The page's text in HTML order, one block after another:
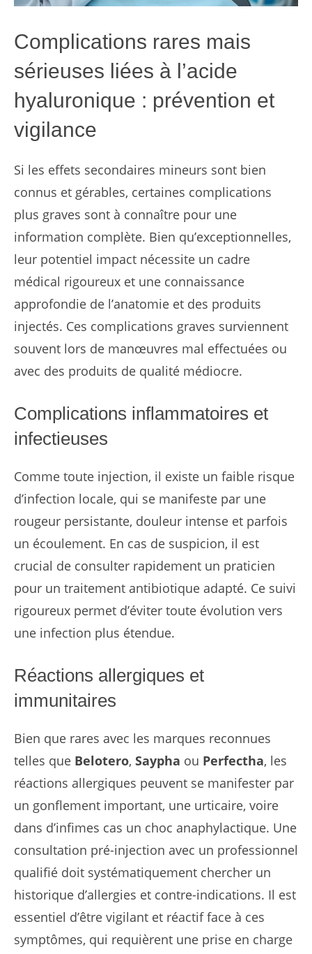
Complications rares mais
sérieuses liées à l’acide
hyaluronique : prévention et
vigilance
Si les effets secondaires mineurs sont bien
connus et gérables, certaines complications
plus graves sont à connaître pour une
information complète. Bien qu’exceptionnelles,
leur potentiel impact nécessite un cadre
médical rigoureux et une connaissance
approfondie de l’anatomie et des produits
injectés. Ces complications graves surviennent
souvent lors de manœuvres mal effectuées ou
avec des produits de qualité médiocre.
Complications inflammatoires et
infectieuses
Comme toute injection, il existe un faible risque
d’infection locale, qui se manifeste par une
rougeur persistante, douleur intense et parfois
un écoulement. En cas de suspicion, il est
crucial de consulter rapidement un praticien
pour un traitement antibiotique adapté. Ce suivi
rigoureux permet d’éviter toute évolution vers
une infection plus étendue.
Réactions allergiques et
immunitaires
Bien que rares avec les marques reconnues
telles que Belotero, Saypha ou Perfectha, les
réactions allergiques peuvent se manifester par
un gonflement important, une urticaire, voire
dans d’infimes cas un choc anaphylactique. Une
consultation pré-injection avec un professionnel
qualifié doit systématiquement chercher un
historique d’allergies et contre-indications. Il est
essentiel d’être vigilant et réactif face à ces
symptômes, qui requièrent une prise en charge